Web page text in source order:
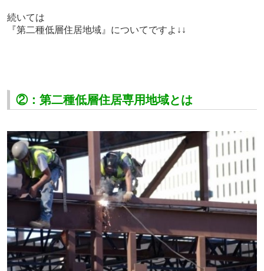
続いては
『第二種低層住居地域』についてですよ↓↓
②：第二種低層住居専用地域とは